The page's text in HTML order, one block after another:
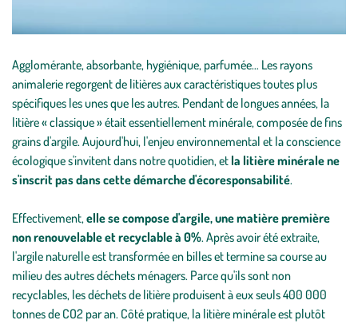
Agglomérante, absorbante, hygiénique, parfumée… Les rayons
animalerie regorgent de litières aux caractéristiques toutes plus
spécifiques les unes que les autres. Pendant de longues années, la
litière « classique » était essentiellement minérale, composée de fins
grains d'argile. Aujourd'hui, l'enjeu environnemental et la conscience
écologique s'invitent dans notre quotidien, et la litière minérale ne
s'inscrit pas dans cette démarche d'écoresponsabilité.
Effectivement,elle se compose d'argile, une matière première
non renouvelable et recyclable à 0%. Après avoir été extraite,
l'argile naturelle est transformée en billes et termine sa course au
milieu des autres déchets ménagers. Parce qu'ils sont non
recyclables, les déchets de litière produisent à eux seuls 400 000
tonnes de CO2 par an. Côté pratique, la litière minérale est plutôt